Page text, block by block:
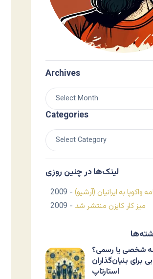
Archives
Categories
لینک‌ها در چنین روزی
واکوپا به ایرانیان (آرشیو) - 2009
میز کار کایزن منتشر شد - 2009
شخصی یا رسمی؟
برای بنیان‌گذاران
استارتاپ